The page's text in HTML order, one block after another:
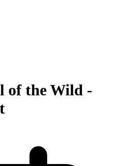
of the Wild -